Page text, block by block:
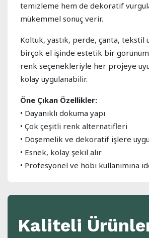
temizleme hem de dekoratif
mükemmel sonuç verir.
Koltuk, yastık, perde, çanta, tekstil
birçok el işinde estetik bir görünüm
renk seçenekleriyle her projeye
kolay uygulanabilir.
Öne Çıkan Özellikler:
• Dayanıklı dokuma yapı
• Çok çeşitli renk alternatifleri
• Döşemelik ve dekoratif işlere
• Esnek, kolay şekil alır
• Profesyonel ve hobi kullanımına
Kaliteli